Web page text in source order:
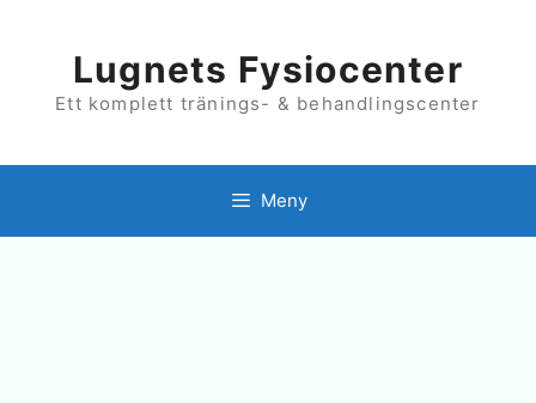
Lugnets Fysiocenter
Ett komplett tränings- & behandlingscenter
Meny